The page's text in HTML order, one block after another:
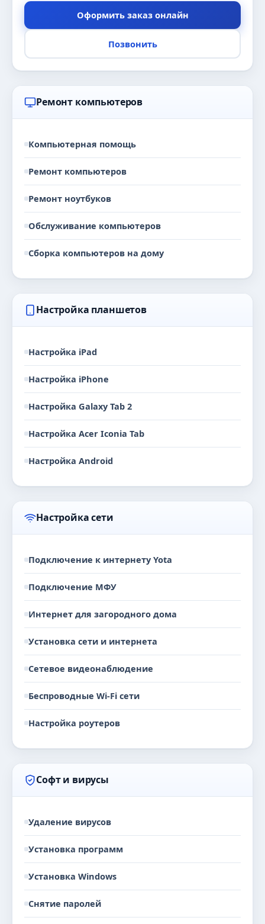
Оформить заказ онлайн
Позвонить
Ремонт компьютеров
Компьютерная помощь
Ремонт компьютеров
Ремонт ноутбуков
Обслуживание компьютеров
Сборка компьютеров на дому
Настройка планшетов
Настройка iPad
Настройка iPhone
Настройка Galaxy Tab 2
Настройка Acer Iconia Tab
Настройка Android
Настройка сети
Подключение к интернету Yota
Подключение МФУ
Интернет для загородного дома
Установка сети и интернета
Сетевое видеонаблюдение
Беспроводные Wi-Fi сети
Настройка роутеров
Софт и вирусы
Удаление вирусов
Установка программ
Установка Windows
Снятие паролей